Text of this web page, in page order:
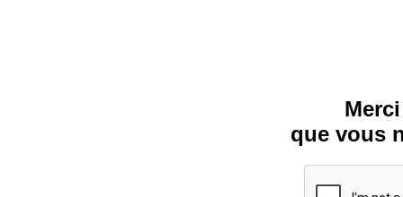
que vous